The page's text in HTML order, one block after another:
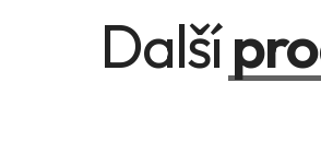
Další